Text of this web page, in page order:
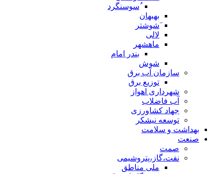
ُسوسنگرد
بهبهان
َشوشتر
لالی
ماهشهر
بندر امام
شوش
سازمان آب برق
توزیع برق
شهرداری اهواز
آب فاضلاب
جهاد کشاورزی
توسعه نیشکر
بهداشت و سلامت
صنعت
صمت
نفت،گاز،پتروشیمی
ملی مناطق